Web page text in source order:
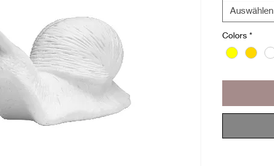
Auswählen
Colors *